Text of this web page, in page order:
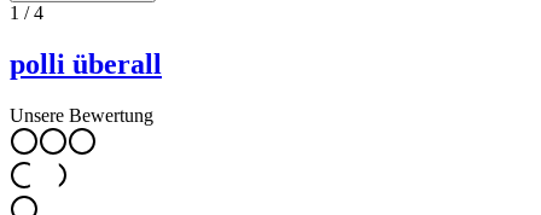
1 /4
polli überall
Unsere Bewertung